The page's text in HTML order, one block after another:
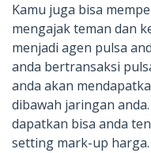
Kamu juga bisa
mengajak teman dan
menjadi agen pulsa
anda bertransaksi
anda akan
dibawah jaringan
dapatkan bisa anda
setting mark-up harga.